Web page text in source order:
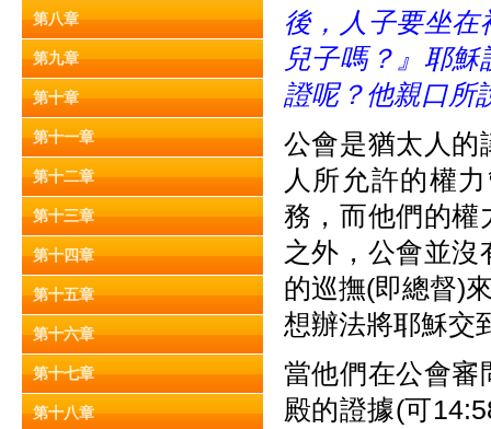
第八章
第九章
第十章
第十一章
第十二章
第十三章
第十四章
第十五章
第十六章
第十七章
第十八章
後，人子要坐
兒子嗎？』耶
證呢？他親口所
公會是猶太人的
人所允許的權
務，而他們的權
之外，公會並
的巡撫(即總督)
想辦法將耶穌交
當他們在公會審
殿的證據(可